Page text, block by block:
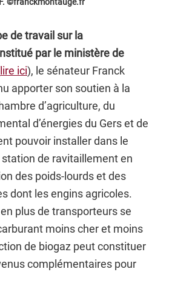
©franckmontauge.fr
de travail sur la
par le ministère de
lire ici), le sénateur Franck
apporter son soutien à la
d’agriculture, du
d’énergies du Gers et de
pouvoir installer dans le
de ravitaillement en
des poids-lourds et des
dont les engins agricoles.
plus de transporteurs se
moins cher et moins
de biogaz peut constituer
complémentaires pour